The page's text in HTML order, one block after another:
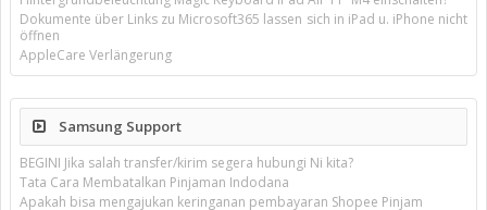
Dokumente über Links zu Microsoft365 lassen sich in iPad u. iPhone nicht
öffnen
AppleCare Verlängerung
Samsung Support
BEGINI Jika salah transfer/kirim segera hubungi Ni kita?
Tata Cara Membatalkan Pinjaman Indodana
Apakah bisa mengajukan keringanan pembayaran Shopee Pinjam